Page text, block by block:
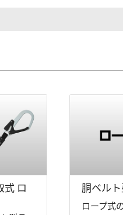
式 ロ
胴ベル
ロープ式